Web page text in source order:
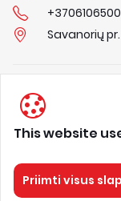
Savanorių pr.
STORENTVisos
Privacy Policy
About us
This website
Priimti visus